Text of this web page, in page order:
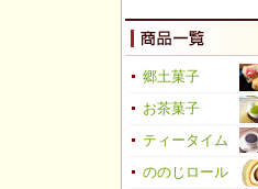
郷土菓子
お茶菓子
ティータイム
ののじロール